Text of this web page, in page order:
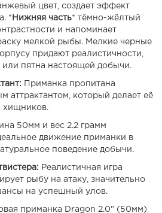
цвет, создает эффект
* Нижняя часть* тёмно-жёлтый
и напоминает
мелкой рыбы. Мелкие черные
придают реалистичности,
пятна настоящей добычи.
Приманка пропитана
аттрактантом, который делает её
хищников.
50мм и вес 2.2 грамм
движение приманки в
поведение добычи.
Реалистичная игра
рыбу на атаку, значительно
на успешный улов.
приманка Dragon 2.0" (50мм)